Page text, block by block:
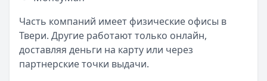
Часть компаний имеет физические офисы в
Твери. Другие работают только онлайн,
доставляя деньги на карту или через
партнерские точки выдачи.